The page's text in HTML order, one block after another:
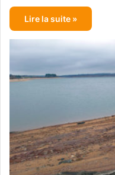
Lire la suite »